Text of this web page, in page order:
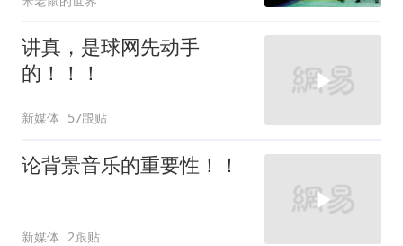
讲真，是球网先动手
的！！！
新媒体 57跟贴
论背景音乐的重要性！！
新媒体 2跟贴